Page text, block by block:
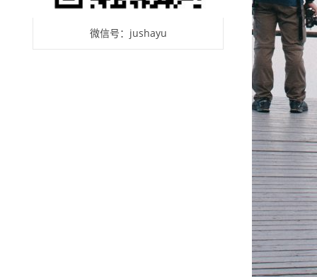
微信号：jushayu